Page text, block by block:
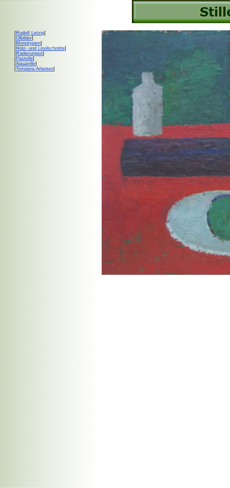
[Rudolf Letzig]
[Ölbilder]
[Monotypien]
[Holz- und Linolschnitte]
[Radierungen]
[Pastelle]
[Aquarelle]
[Tempera-Arbeiten]